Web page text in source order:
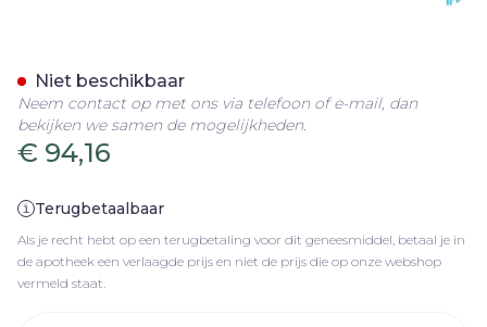
€ 94,16
Terugbetaalbaar
Als je recht hebt op een terugbetaling voor dit geneesmiddel, betaal je in
de apotheek een verlaagde prijs en niet de prijs die op onze webshop
vermeld staat.
Niet beschikbaar
Neem contact op met ons via telefoon of e-mail, dan
bekijken we samen de mogelijkheden.